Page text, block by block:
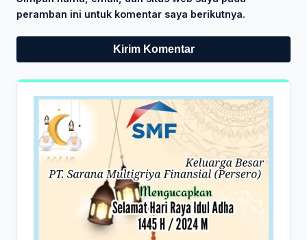
peramban ini untuk komentar saya berikutnya.